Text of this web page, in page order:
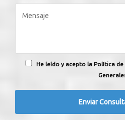
He leído y acepto la Política de